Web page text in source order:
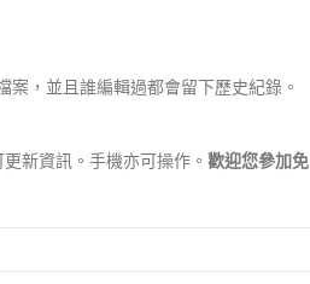
，並且誰編輯過都會留下歷史紀錄。
新資訊。手機亦可操作。 歡迎您參加免